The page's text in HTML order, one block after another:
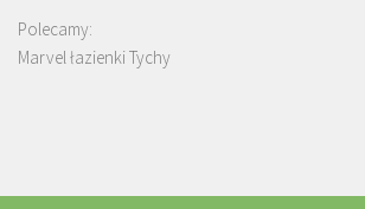
Polecamy:
Marvel łazienki Tychy